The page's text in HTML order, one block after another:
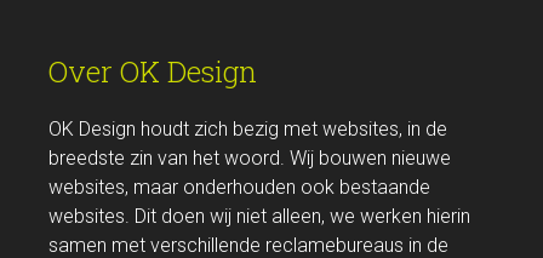
Over OK Design
OK Design houdt zich bezig met websites, in de
breedste zin van het woord. Wij bouwen nieuwe
websites, maar onderhouden ook bestaande
websites. Dit doen wij niet alleen, we werken hierin
samen met verschillende reclamebureaus in de